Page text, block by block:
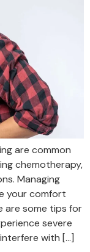
are common
chemotherapy,
Managing
your comfort
are some tips for
severe
with […]